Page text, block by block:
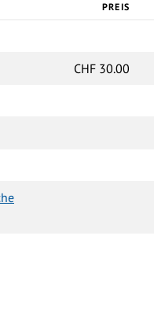
PREIS
CHF 30.00